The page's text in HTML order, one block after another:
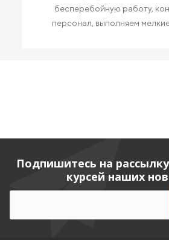
бесперебойную работу,
персонал, выполняем
Подпишитесь на
курсей наших